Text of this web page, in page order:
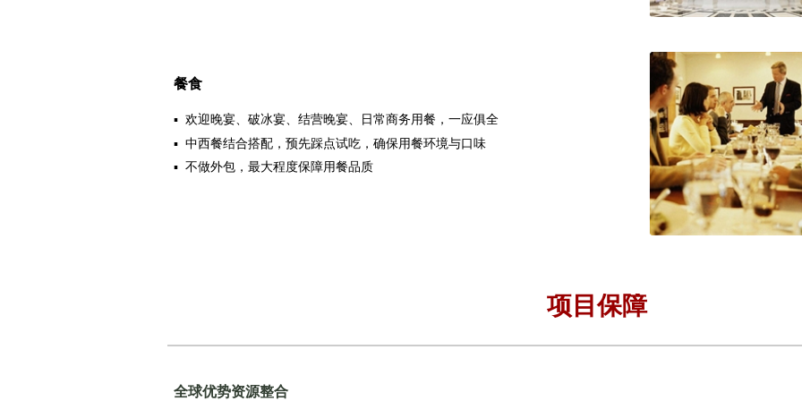
项目保障
餐食
▪ 欢迎晚宴、破冰宴、结营晚宴、日常商务用餐，一应俱全
▪ 中西餐结合搭配，预先踩点试吃，确保用餐环境与口味
▪ 不做外包，最大程度保障用餐品质
全球优势资源整合